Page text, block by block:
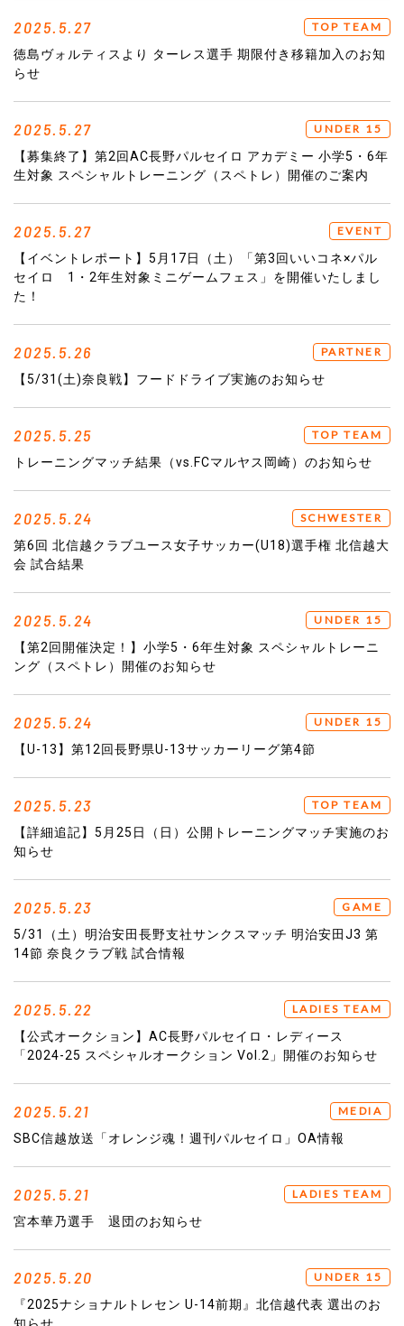
2025.5.27 TOP TEAM
徳島ヴォルティスより ターレス選手 期限付き移籍加入のお知
らせ
2025.5.27 UNDER 15
【募集終了】第2回AC長野パルセイロ アカデミー 小学5・6年
生対象 スペシャルトレーニング（スペトレ）開催のご案内
2025.5.27 EVENT
【イベントレポート】5月17日（土）「第3回いいコネ×パル
セイロ 1・2年生対象ミニゲームフェス」を開催いたしまし
た！
2025.5.26 PARTNER
【5/31(土)奈良戦】フードドライブ実施のお知らせ
2025.5.25 TOP TEAM
トレーニングマッチ結果（vs.FCマルヤス岡崎）のお知らせ
2025.5.24 SCHWESTER
第6回 北信越クラブユース女子サッカー(U18)選手権 北信越大
会 試合結果
2025.5.24 UNDER 15
【第2回開催決定！】小学5・6年生対象 スペシャルトレーニ
ング（スペトレ）開催のお知らせ
2025.5.24 UNDER 15
【U-13】第12回長野県U-13サッカーリーグ第4節
2025.5.23 TOP TEAM
【詳細追記】5月25日（日）公開トレーニングマッチ実施のお
知らせ
2025.5.23 GAME
5/31（土）明治安田長野支社サンクスマッチ 明治安田J3 第
14節 奈良クラブ戦 試合情報
2025.5.22 LADIES TEAM
【公式オークション】AC長野パルセイロ・レディース
「2024-25 スペシャルオークション Vol.2」開催のお知らせ
2025.5.21 MEDIA
SBC信越放送「オレンジ魂！週刊パルセイロ」OA情報
2025.5.21 LADIES TEAM
宮本華乃選手 退団のお知らせ
2025.5.20 UNDER 15
『2025ナショナルトレセン U-14前期』北信越代表 選出のお
知らせ